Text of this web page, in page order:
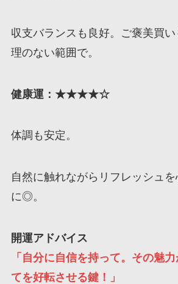
収支バランスも良好。ご褒美買
理のない範囲で。
健康運：★★★★☆
体調も安定。
自然に触れながらリフレッシュ
に◎。
開運アドバイス
「自分に自信を持って。その魅
てを好転させる鍵！」